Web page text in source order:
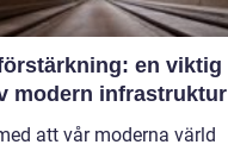
en viktig
modern infrastruktur
att vår moderna värld